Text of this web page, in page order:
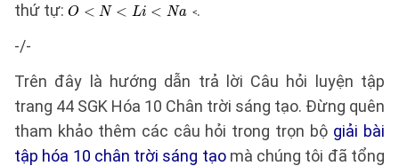
thứ tự:
.
-/-
Trên đây là hướng dẫn trả lời Câu hỏi luyện tập
trang 44 SGK Hóa 10 Chân trời sáng tạo. Đừng quên
tham khảo thêm các câu hỏi trong trọn bộ giải bài
tập hóa 10 chân trời sáng tạomà chúng tôi đã tổng